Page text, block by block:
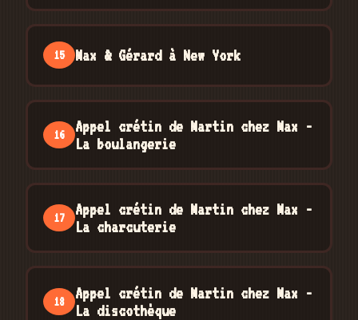
15 Max & Gérard à New York
16
Appel crétin de Martin chez Max -
La boulangerie
17
Appel crétin de Martin chez Max -
La charcuterie
18
Appel crétin de Martin chez Max -
La discothèque